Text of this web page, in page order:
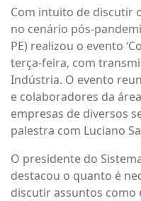
Com intuito de discutir
no cenário pós-
PE) realizou o evento
terça-feira, com
Indústria. O evento
e colaboradores da
empresas de diversos
palestra com Luciano
O presidente do
destacou o quanto é
discutir assuntos como